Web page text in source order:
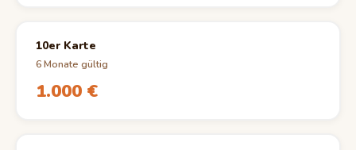
10er Karte
6 Monate gültig
1.000 €